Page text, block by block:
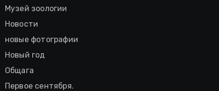
Музей зоологии
Новости
новые фотографии
Новый год
Общага
Первое сентября.